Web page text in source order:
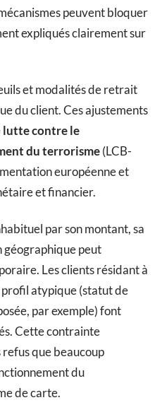
peuvent bloquer
expliqués clairement sur
et modalités de retrait
du client. Ces ajustements
lutte contre le
du terrorisme(LCB-
européenne et
et financier.
par son montant, sa
géographique peut
Les clients résidant à
profil atypique (statut de
par exemple) font
Cette contrainte
que beaucoup
du
de carte.